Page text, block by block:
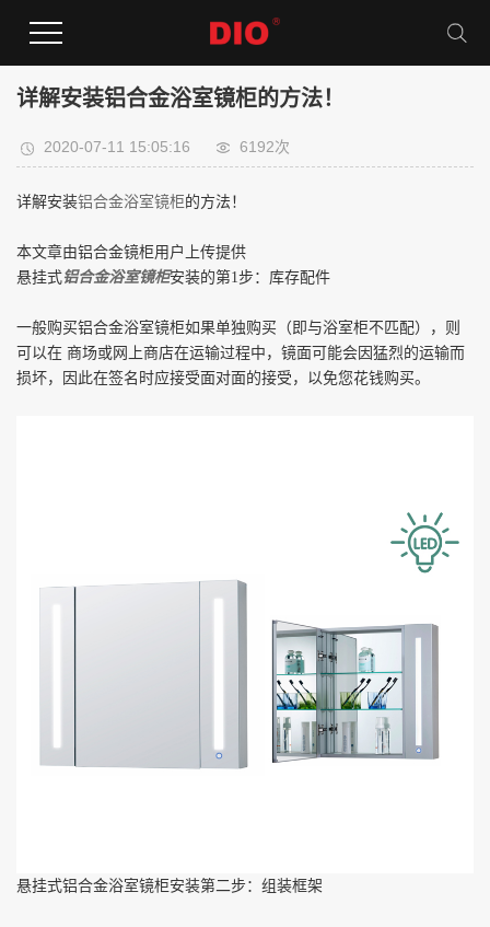
详解安装铝合金浴室镜柜的方法！
2020-07-11 15:05:16 6192次
详解安装铝合金浴室镜柜的方法！
本文章由铝合金镜柜用户上传提供
悬挂式铝合金浴室镜柜安装的第1步：库存配件
一般购买铝合金浴室镜柜如果单独购买（即与浴室柜不匹配），则
可以在 商场或网上商店在运输过程中，镜面可能会因猛烈的运输而
损坏，因此在签名时应接受面对面的接受，以免您花钱购买。
悬挂式铝合金浴室镜柜安装第二步：组装框架